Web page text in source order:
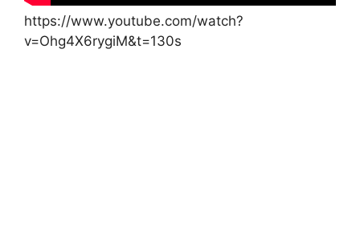
https://www.youtube.com/watch?
v=Ohg4X6rygiM&t=130s